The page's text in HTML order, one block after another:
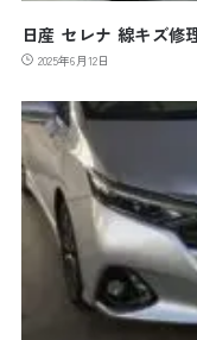
日産 セレナ 線キズ修
2025年6月12日